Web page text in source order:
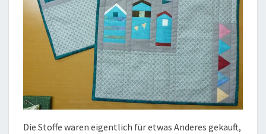
Die Stoffe waren eigentlich für etwas Anderes gekauft,